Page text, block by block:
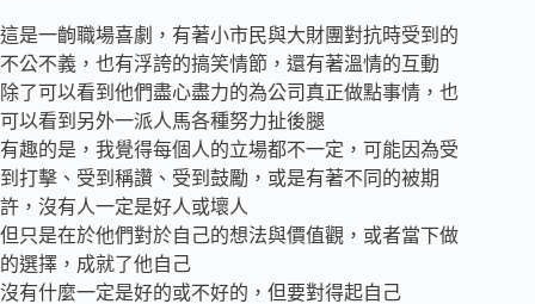
這是一齣職場喜劇，有著小市民與大財團對抗時受到的
不公不義，也有浮誇的搞笑情節，還有著溫情的互動
除了可以看到他們盡心盡力的為公司真正做點事情，也
可以看到另外一派人馬各種努力扯後腿
有趣的是，我覺得每個人的立場都不一定，可能因為受
到打擊、受到稱讚、受到鼓勵，或是有著不同的被期
許，沒有人一定是好人或壞人
但只是在於他們對於自己的想法與價值觀，或者當下做
的選擇，成就了他自己
沒有什麼一定是好的或不好的，但要對得起自己